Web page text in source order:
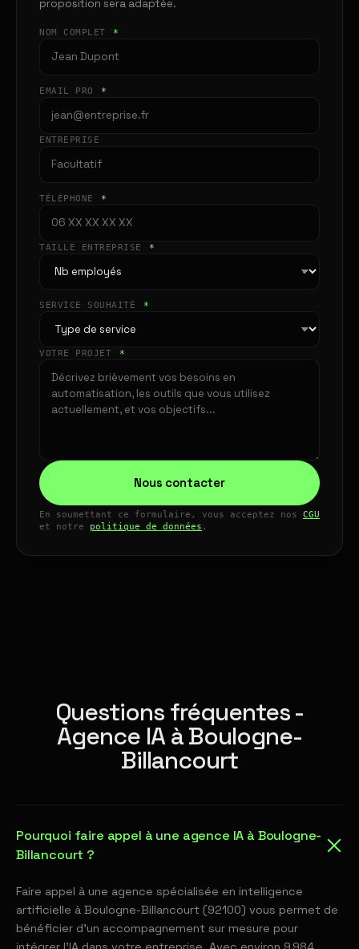
proposition sera adaptée.
NOM COMPLET *
EMAIL PRO *
ENTREPRISE
TÉLÉPHONE *
TAILLE ENTREPRISE *
SERVICE SOUHAITÉ *
VOTRE PROJET *
Nous contacter
En soumettant ce formulaire, vous acceptez nos CGU
et notre politique de données .
Questions fréquentes -
Agence IA à Boulogne-
Billancourt
Pourquoi faire appel à une agence IA à Boulogne-
Billancourt ?
Faire appel à une agence spécialisée en intelligence
artificielle à Boulogne-Billancourt (92100) vous permet de
bénéficier d'un accompagnement sur mesure pour